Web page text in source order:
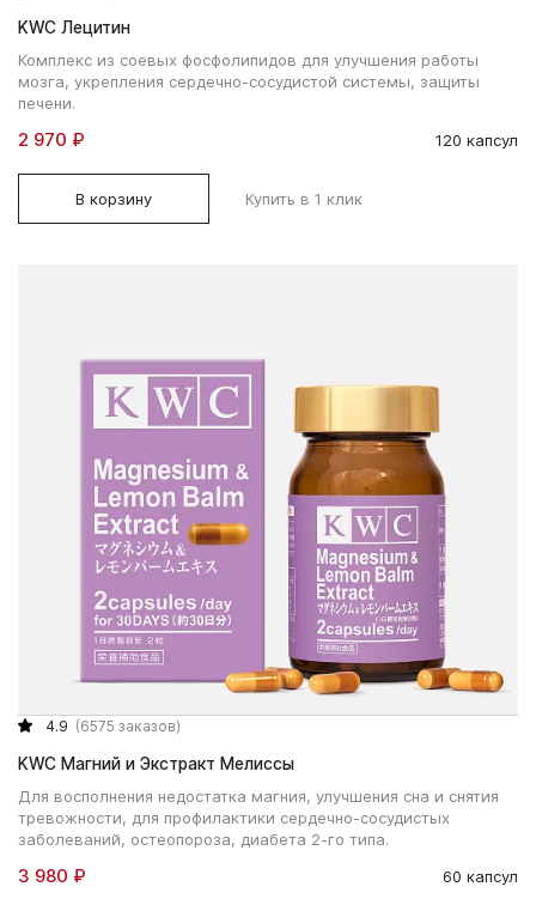
KWC Лецитин
Комплекс из соевых фосфолипидов для улучшения работы
мозга, укрепления сердечно-сосудистой системы, защиты
печени.
2 970 ₽ 120 капсул
В корзину Купить в 1 клик
4.9 (6575 заказов)
KWC Магний и Экстракт Мелиссы
Для восполнения недостатка магния, улучшения сна и снятия
тревожности, для профилактики сердечно-сосудистых
заболеваний, остеопороза, диабета 2-го типа.
3 980 ₽ 60 капсул